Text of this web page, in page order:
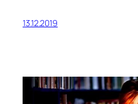
13.12.2019